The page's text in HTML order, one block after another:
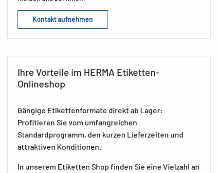
Kontakt aufnehmen
Ihre Vorteile im HERMA Etiketten-
Onlineshop
Gängige Etikettenformate direkt ab Lager:
Profitieren Sie vom umfangreichen
Standardprogramm, den kurzen Lieferzeiten und
attraktiven Konditionen.
In unserem Etiketten Shop finden Sie eine Vielzahl an